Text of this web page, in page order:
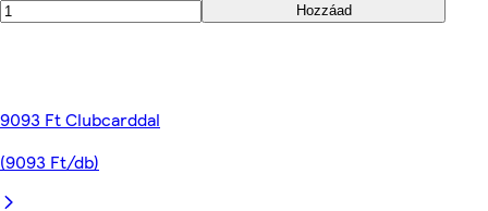
Hozzáad
9093 Ft Clubcarddal
(9093 Ft/db)